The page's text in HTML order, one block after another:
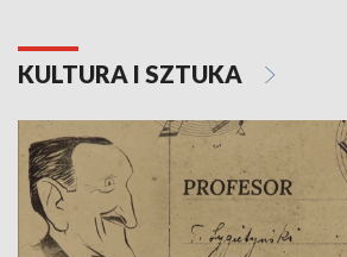
KULTURA I SZTUKA